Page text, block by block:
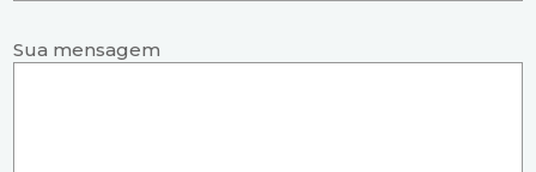
Sua mensagem